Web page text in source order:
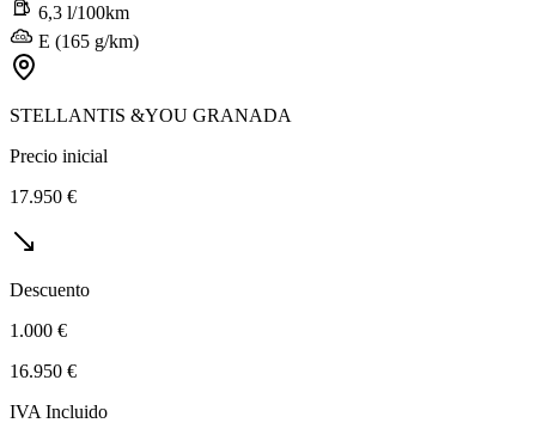
6,3 l/100km
E (165 g/km)
STELLANTIS &YOU GRANADA
Precio inicial
17.950 €
Descuento
1.000 €
16.950 €
IVA Incluido